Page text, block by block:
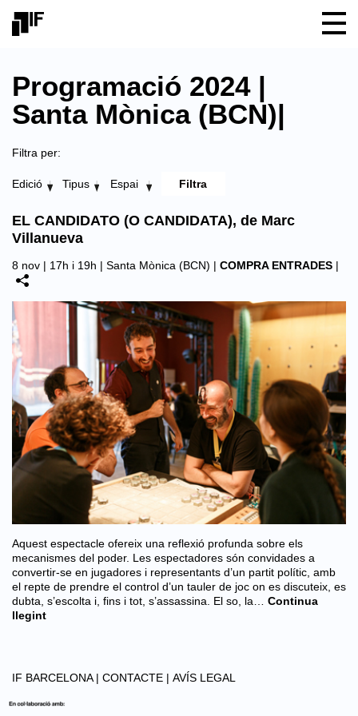
Programació 2024 |
Santa Mònica (BCN)|
Filtra per:
Edició Tipus Espai
EL CANDIDATO (O CANDIDATA), de Marc
Villanueva
8 nov | 17h i 19h | Santa Mònica (BCN) | COMPRA ENTRADES |
Aquest espectacle ofereix una reflexió profunda sobre els
mecanismes del poder. Les espectadores són convidades a
convertir-se en jugadores i representants d’un partit polític, amb
el repte de prendre el control d’un tauler de joc on es discuteix, es
dubta, s’escolta i, fins i tot, s’assassina. El so, la…
Continua
llegint
IF BARCELONA | CONTACTE | AVÍS LEGAL